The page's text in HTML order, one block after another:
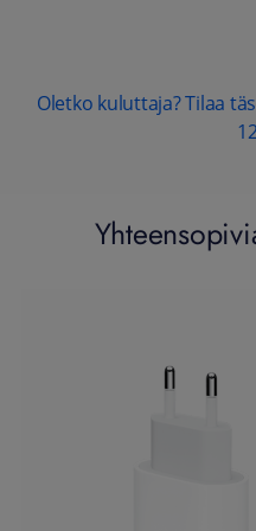
Oletko kuluttaja? Tilaa